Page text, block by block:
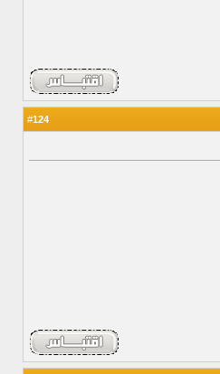
124